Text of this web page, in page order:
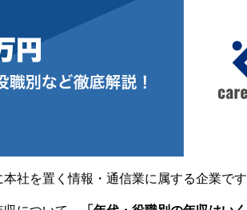
社を置く情報・通信業に属する企業です